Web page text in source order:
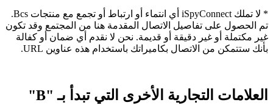
* لا تملك iSpyConnect أي انتماء أو ارتباط أو تجمع مع منتجات Bcs.
تم الحصول على تفاصيل الاتصال المقدمة هنا من المجتمع وقد تكون
غير مكتملة أو غير دقيقة أو قديمة. نحن لا نقدم أي ضمان أو كفالة
بأنك ستتمكن من الاتصال بكاميراتك باستخدام هذه عناوين URL.
العلامات التجارية الأخرى التي تبدأ بـ "B"